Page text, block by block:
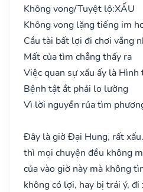
Không vong/Tuyệt lộ:XẤU
Không vong lặng tiếng im
Cầu tài bất lợi đi chơi vắng
Mất của tìm chẳng thấy ra
Việc quan sự xấu ấy là Hình
Bệnh tật ắt phải lo lường
Vì lời nguyền rủa tìm
Đây là giờ Đại Hung, rất
thì mọi chuyện đều không
của vào giờ này mà không
không có lợi, hay bị trái ý, đi